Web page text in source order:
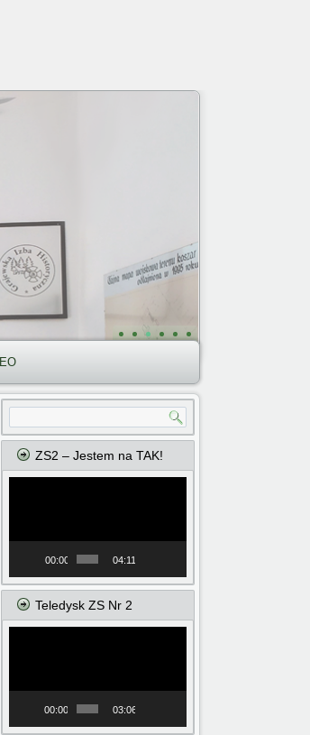
ZS2 – Jestem na TAK!
00:00 04:11
Teledysk ZS Nr 2
00:00 03:06